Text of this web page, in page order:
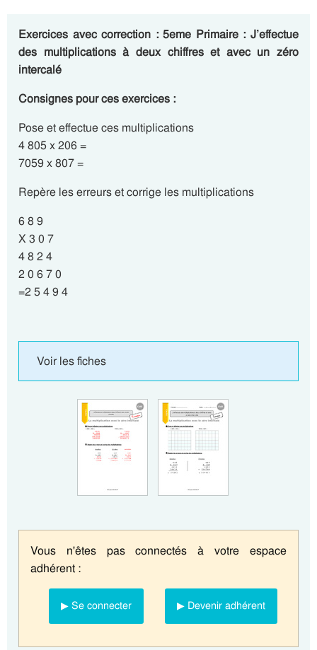
Exercices avec correction : 5eme Primaire : J’effectue
des multiplications à deux chiffres et avec un zéro
intercalé
Consignes pour ces exercices :
Pose et effectue ces multiplications
4 805 x 206 =
7059 x 807 =
Repère les erreurs et corrige les multiplications
6 8 9
X 3 0 7
4 8 2 4
2 0 6 7 0
=2 5 4 9 4
Voir les fiches
Vous n'êtes pas connectés à votre espace
adhérent :
▶ Se connecter ▶ Devenir adhérent